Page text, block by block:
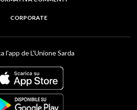
CORPORATE
l'app de L'Unione Sarda